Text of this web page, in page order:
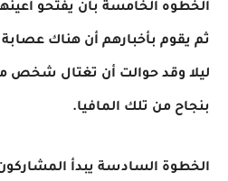
الخطوه الخامسة بأن يفتحو
ثم يقوم بأخبارهم أن هناك
ليلا وقد حوالت أن تغتال شخص
بنجاح من تلك المافيا.
الخطوة السادسة يبدأ